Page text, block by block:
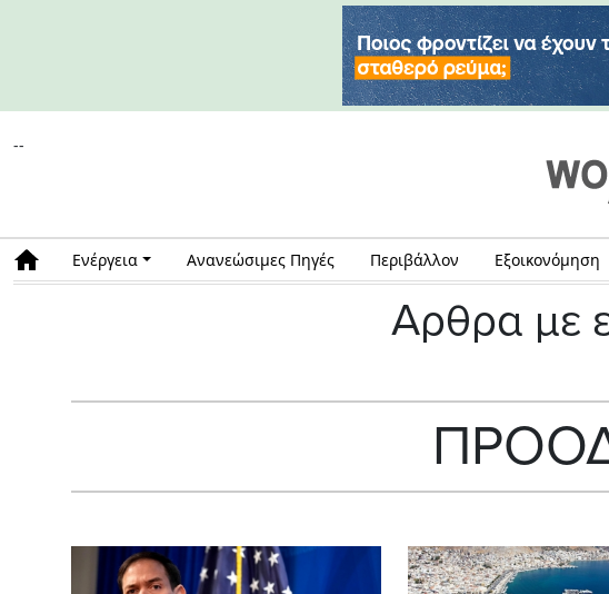
--
Ενέργεια Ανανεώσιμες Πηγές Περιβάλλον Εξοικονόμηση
Αρθρα με